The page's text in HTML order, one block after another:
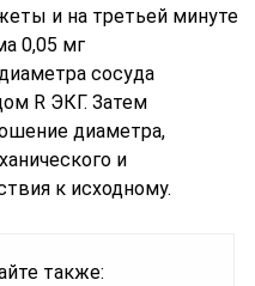
и на третьей минуте
0,05 мг
сосуда
R ЭКГ. Затем
диаметра,
и
к исходному.
также: